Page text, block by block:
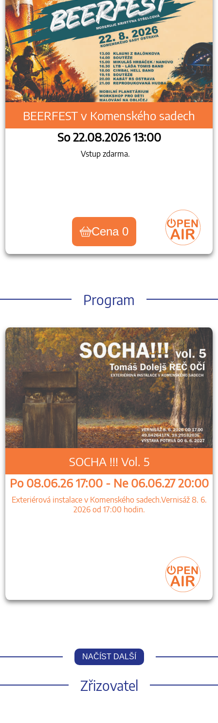
BEERFEST v Komenského sadech
So 22.08.2026 13:00
Vstup zdarma.
Cena 0
Program
SOCHA !!! Vol. 5
Po 08.06.26 17:00 - Ne 06.06.27 20:00
Exteriérová instalace v Komenského sadech.Vernisáž 8. 6.
2026 od 17:00 hodin.
NAČÍST DALŠÍ
Zřizovatel